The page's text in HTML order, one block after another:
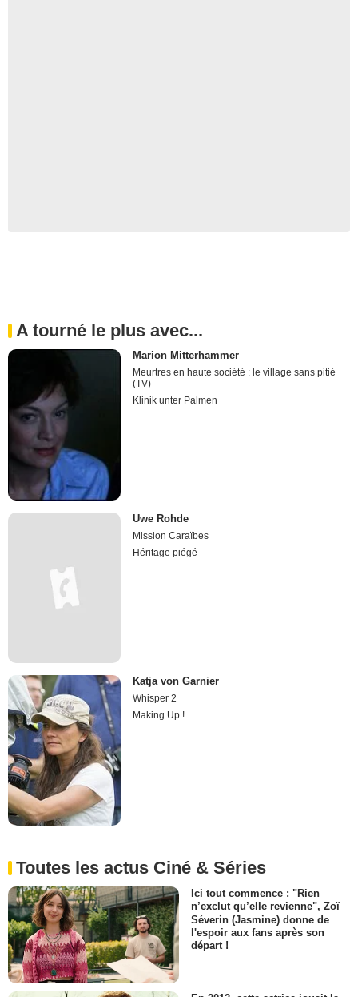
A tourné le plus avec...
Marion Mitterhammer
Meurtres en haute société : le village sans pitié
(TV)
Klinik unter Palmen
Uwe Rohde
Mission Caraïbes
Héritage piégé
Katja von Garnier
Whisper 2
Making Up !
Toutes les actus Ciné & Séries
Ici tout commence : "Rien
n’exclut qu’elle revienne", Zoï
Séverin (Jasmine) donne de
l'espoir aux fans après son
départ !